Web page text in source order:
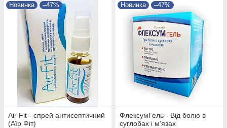
Новинка –47%
Air Fit - спрей антисептичний
(Аїр Фіт)
Новинка –47%
ФлексумГель - Від болю в
суглобах і м'язах